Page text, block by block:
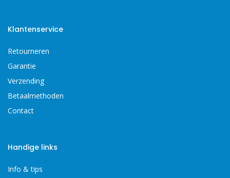
Klantenservice
Retourneren
Garantie
Verzending
Betaalmethoden
Contact
Handige links
Info & tips